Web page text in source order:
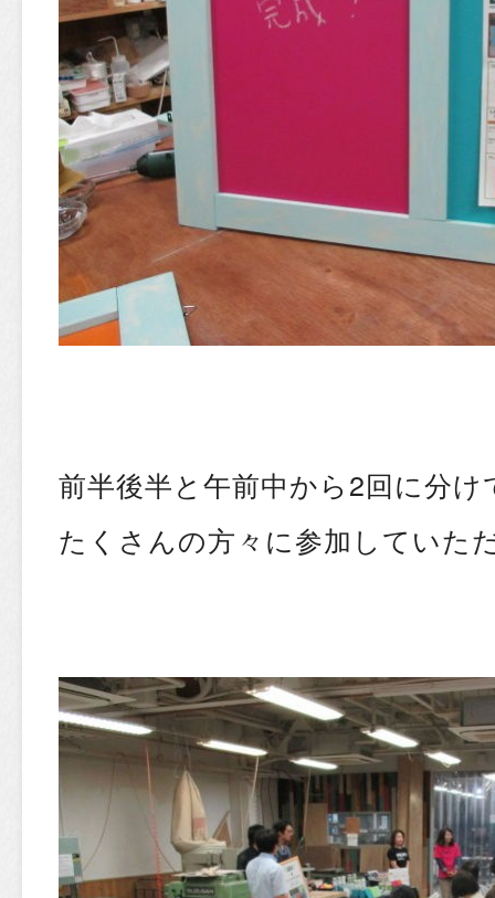
前半後半と午前中から2回に分
たくさんの方々に参加していた